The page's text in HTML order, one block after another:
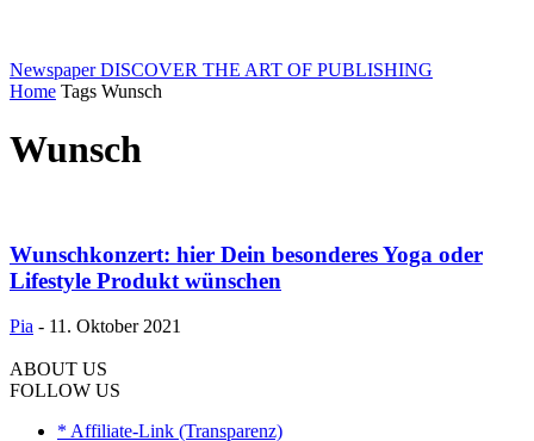
Newspaper DISCOVER THE ART OF PUBLISHING
Home Tags Wunsch
Wunsch
Wunschkonzert: hier Dein besonderes Yoga oder
Lifestyle Produkt wünschen
Pia - 11. Oktober 2021
ABOUT US
FOLLOW US
* Affiliate-Link (Transparenz)